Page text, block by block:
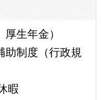
生年金）
助制度（行政規
暇